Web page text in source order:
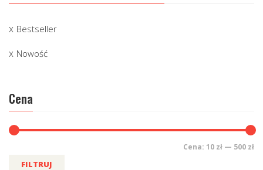
Bestseller
Nowość
Cena
FILTRUJ
Cena: 10 zł — 500 zł